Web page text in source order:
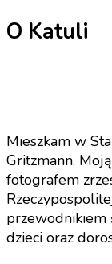
O Katuli
Mieszkam w
Gritzmann.
fotografem
przewodnikiem
dzieci oraz